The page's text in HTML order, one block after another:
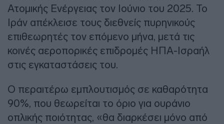
Ατομικής Ενέργειας τον Ιούνιο του 2025. Το
Ιράν απέκλεισε τους διεθνείς πυρηνικούς
επιθεωρητές τον επόμενο μήνα, μετά τις
κοινές αεροπορικές επιδρομές ΗΠΑ-Ισραήλ
στις εγκαταστάσεις του.
Ο περαιτέρω εμπλουτισμός σε καθαρότητα
90%, που θεωρείται το όριο για ουράνιο
οπλικής ποιότητας, «θα διαρκέσει μόνο από